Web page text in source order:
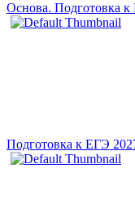
Основа. Подготовка
Подготовка к ЕГЭ